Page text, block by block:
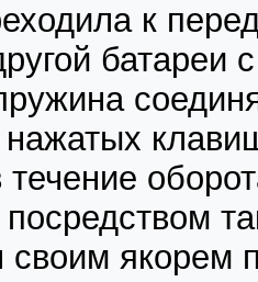
к
батареи
своим якорем